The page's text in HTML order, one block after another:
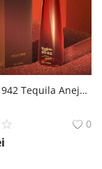
Don Julio 1942 Tequila Anejo 0.7L Don Julio Tequila
0